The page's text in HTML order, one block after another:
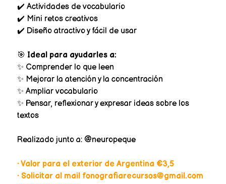
✔️ Actividades de vocabulario
✔️ Mini retos creativos
✔️ Diseño atractivo y fácil de usar
🎯 Ideal para ayudarles a:
✨ Comprender lo que leen
✨ Mejorar la atención y la concentración
✨ Ampliar vocabulario
✨ Pensar, reflexionar y expresar ideas sobre los
textos
Realizado junto a: @neuropeque
• Valor para el exterior de Argentina €3,5
• Solicitar al mail fonografiarecursos@gmail.com